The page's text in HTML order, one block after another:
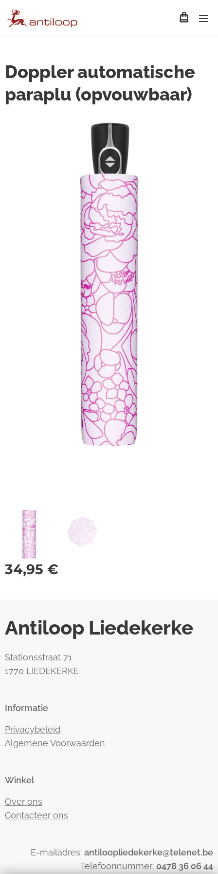
Doppler automatische
paraplu (opvouwbaar)
34,95 €
Antiloop Liedekerke
Stationsstraat 71
1770 LIEDEKERKE
Informatie
Privacybeleid
Algemene Voorwaarden
Winkel
Over ons
Contacteer ons
E-mailadres: antiloopliedekerke@telenet.be
Telefoonnummer: 0478 36 06 44